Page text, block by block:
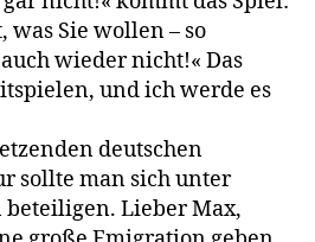
Sie wollen – so
wieder nicht!« Das
und ich werde es
deutschen
sollte man sich unter
Lieber Max,